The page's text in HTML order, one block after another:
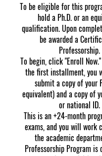
To be eligible for this
hold a Ph.D. or an
qualification. Upon
be awarded a
Professorship.
To begin, click "Enroll
the first installment, you
submit a copy of your
equivalent) and a copy of
or national ID.
This is an +24-month
exams, and you will work
the academic
Professorship Program is